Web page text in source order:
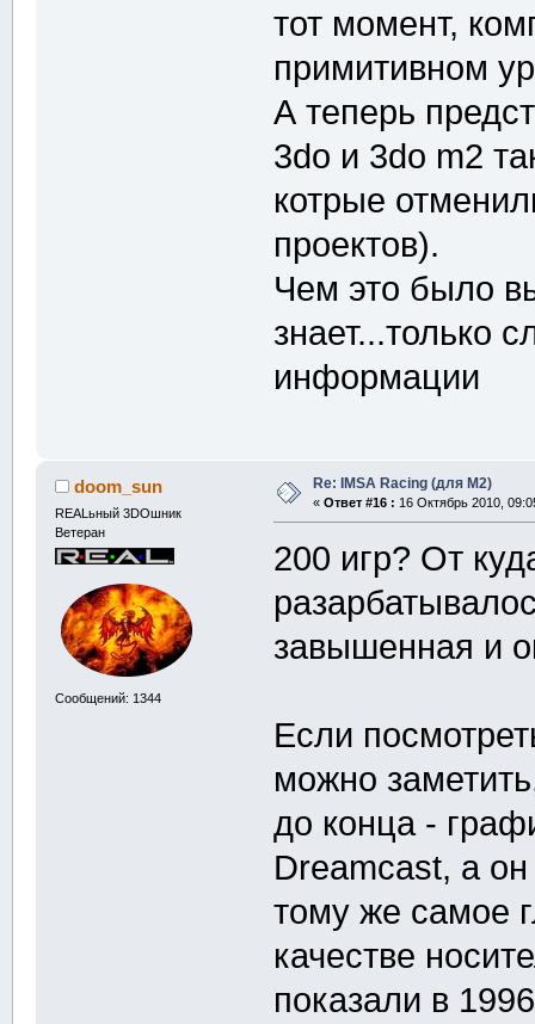
тот момент,
примитивном
А теперь
3do и 3do m2
котрые
проектов).
Чем это было
знает...только
информации
doom_sun
REALьный 3DOшник
Ветеран
Сообщений: 1344
Re: IMSA Racing (для M2)
« Ответ #16 : 16 Октябрь 2010,
200 игр? От
завышенная и
Если
можно
до конца -
Dreamcast, а
тому же самое
качестве
показали в